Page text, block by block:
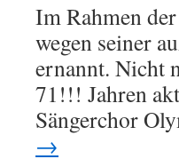
Im Rahmen
wegen seiner
ernannt. Nicht
71!!! Jahren
Sängerchor
→